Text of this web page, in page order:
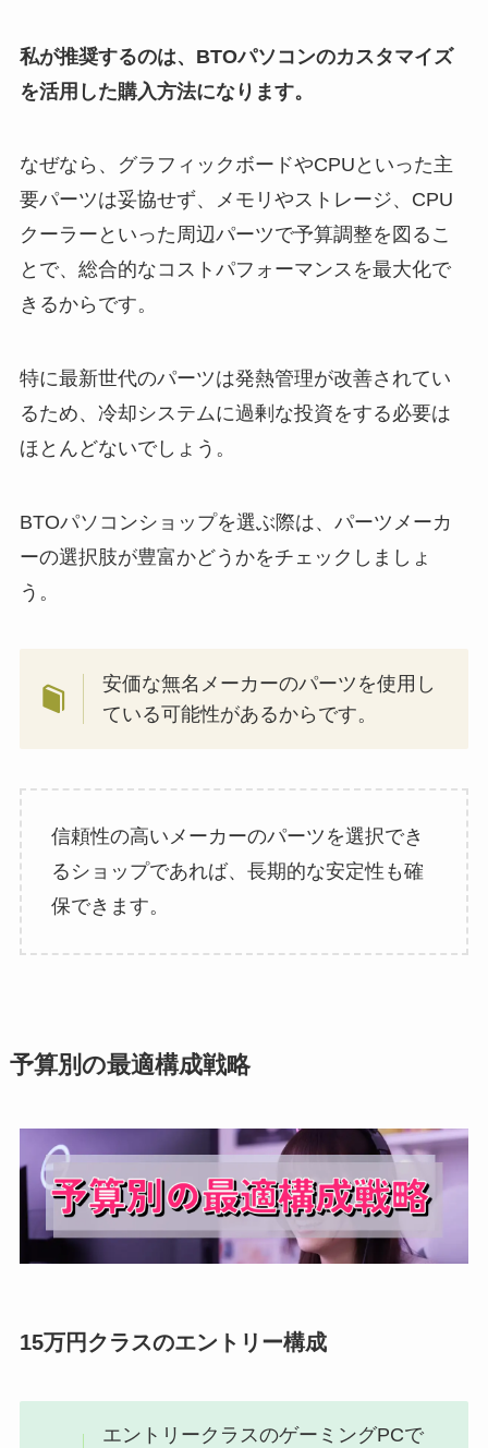
私が推奨するのは、 BTOパソコンのカスタマイズ
を活用した購入方法になります。
なぜなら、グラフィックボードやCPUといった主
要パーツは妥協せず、メモリやストレージ、CPU
クーラーといった周辺パーツで予算調整を図るこ
とで、総合的なコストパフォーマンスを最大化で
きるからです。
特に最新世代のパーツは発熱管理が改善されてい
るため、冷却システムに過剰な投資をする必要は
ほとんどないでしょう。
BTOパソコンショップを選ぶ際は、パーツメーカ
ーの選択肢が豊富かどうかをチェックしましょ
う。
安価な無名メーカーのパーツを使用し
ている可能性があるからです。
信頼性の高いメーカーのパーツを選択でき
るショップであれば、長期的な安定性も確
保できます。
予算別の最適構成戦略
15万円クラスのエントリー構成
エントリークラスのゲーミングPCで